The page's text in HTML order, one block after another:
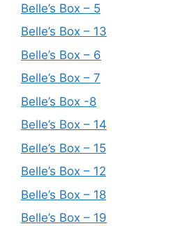
Belle’s Box – 5
Belle’s Box – 13
Belle’s Box – 6
Belle’s Box – 7
Belle’s Box -8
Belle’s Box – 14
Belle’s Box – 15
Belle’s Box – 12
Belle’s Box – 18
Belle’s Box – 19